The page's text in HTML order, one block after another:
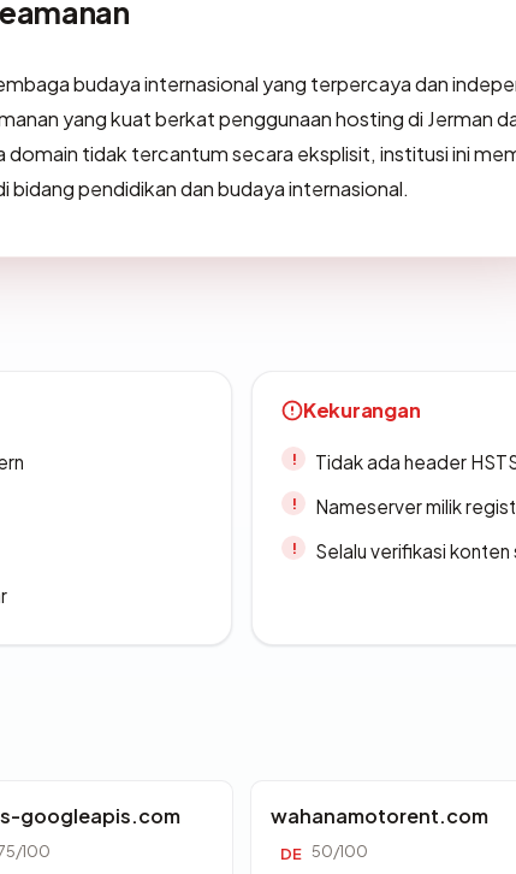
budaya internasional yang terpercaya dan
yang kuat berkat penggunaan hosting di Jerman
domain tidak tercantum secara eksplisit, institusi ini
bidang pendidikan dan budaya internasional.
Kekurangan
Tidak ada header
Nameserver milik
Selalu verifikasi
googleapis.com
100
wahanamotorent.com
DE 50/100